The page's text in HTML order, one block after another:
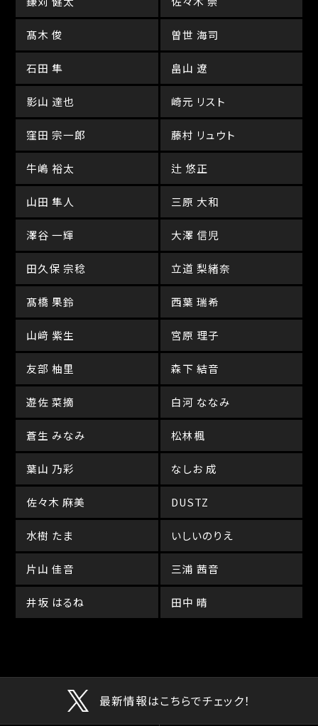
髙木 俊 曽世 海司
石田 隼 畠山 遼
影山 達也 崎元 リスト
窪田 宗一郎 藤村 リュウト
牛嶋 裕太 辻 悠正
山田 隼人 三原 大和
澤谷 一輝 大澤 信児
田久保 宗稔 立道 梨緒奈
髙橋 果鈴 西葉 瑞希
山﨑 紫生 宮原 理子
友部 柚里 森下 結音
遊佐 菜摘 白河 ななみ
蒼生 みなみ 松林楓
葉山 乃彩 なしお 成
佐々木 麻美 DUSTZ
水樹 たま いしいのりえ
片山 佳音 三浦 茜音
井坂 はるね 田中 晴
最新情報はこちらでチェック！